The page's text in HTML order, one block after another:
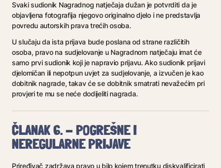
Svaki sudionik Nagradnog natječaja dužan je potvrditi da je
objavljena fotografija njegovo originalno djelo i ne predstavlja
povredu autorskih prava trećih osoba.
U slučaju da ista prijava bude poslana od strane različitih
osoba, pravo na sudjelovanje u Nagradnom natječaju imat će
samo prvi sudionik koji je napravio prijavu. Ako sudionik prijavi
djelomičan ili nepotpun uvjet za sudjelovanje, a izvučen je kao
dobitnik nagrade, takav će se dobitnik smatrati nevažećim pri
provjeri te mu se neće dodijeliti nagrada.
ČLANAK 6. - POGREŠNE I
NEREGULARNE PRIJAVE
Priređivač zadržava pravo u bilo kojem trenutku diskvalificirati